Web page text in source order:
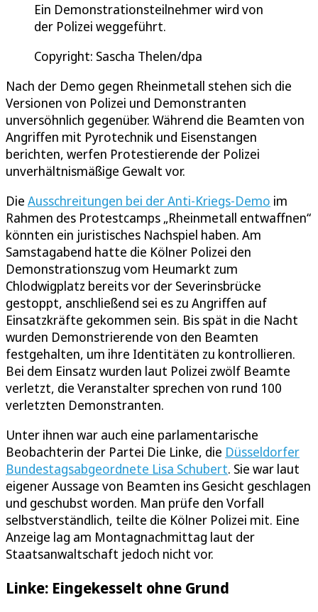
Ein Demonstrationsteilnehmer wird von
der Polizei weggeführt.
Copyright: Sascha Thelen/dpa
Nach der Demo gegen Rheinmetall stehen sich die
Versionen von Polizei und Demonstranten
unversöhnlich gegenüber. Während die Beamten von
Angriffen mit Pyrotechnik und Eisenstangen
berichten, werfen Protestierende der Polizei
unverhältnismäßige Gewalt vor.
Die Ausschreitungen bei der Anti-Kriegs-Demo im
Rahmen des Protestcamps „Rheinmetall entwaffnen“
könnten ein juristisches Nachspiel haben. Am
Samstagabend hatte die Kölner Polizei den
Demonstrationszug vom Heumarkt zum
Chlodwigplatz bereits vor der Severinsbrücke
gestoppt, anschließend sei es zu Angriffen auf
Einsatzkräfte gekommen sein. Bis spät in die Nacht
wurden Demonstrierende von den Beamten
festgehalten, um ihre Identitäten zu kontrollieren.
Bei dem Einsatz wurden laut Polizei zwölf Beamte
verletzt, die Veranstalter sprechen von rund 100
verletzten Demonstranten.
Unter ihnen war auch eine parlamentarische
Beobachterin der Partei Die Linke, die Düsseldorfer
Bundestagsabgeordnete Lisa Schubert. Sie war laut
eigener Aussage von Beamten ins Gesicht geschlagen
und geschubst worden. Man prüfe den Vorfall
selbstverständlich, teilte die Kölner Polizei mit. Eine
Anzeige lag am Montagnachmittag laut der
Staatsanwaltschaft jedoch nicht vor.
Linke: Eingekesselt ohne Grund